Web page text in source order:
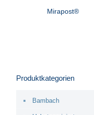
Mirapost®
Produktkategorien
Bambach